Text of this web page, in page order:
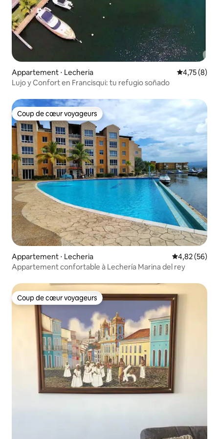
Appartement ⋅ Lecheria Évaluation
4,75 (8)
Lujo y Confort en Francisqui: tu refugio soñado
Coup de cœur voyageurs
Coup de cœur voyageurs
Appartement ⋅ Lecheria Évaluation
4,82 (56)
Appartement confortable à Lechería Marina del rey
Coup de cœur voyageurs
Coup de cœur voyageurs